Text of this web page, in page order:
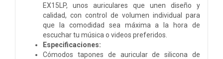
EX15LP, unos auriculares que unen diseño y
calidad, con control de volumen individual para
que la comodidad sea máxima a la hora de
escuchar tu música o videos preferidos.
Especificaciones:
Cómodos tapones de auricular de silicona de